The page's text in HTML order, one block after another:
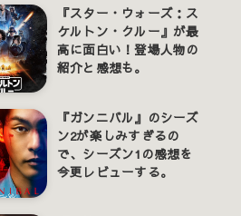
『スター・ウォーズ：ス
ケルトン・クルー』が最
高に面白い！登場人物の
紹介と感想も。
『ガンニバル』のシーズ
ン2が楽しみすぎるの
で、シーズン1の感想を
今更レビューする。